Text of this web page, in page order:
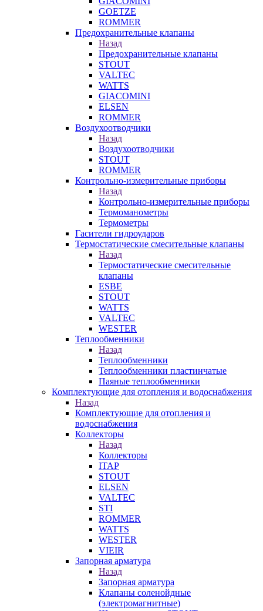
GOETZE
ROMMER
Предохранительные клапаны
Назад
Предохранительные клапаны
STOUT
VALTEC
WATTS
GIACOMINI
ELSEN
ROMMER
Воздухоотводчики
Назад
Воздухоотводчики
STOUT
ROMMER
Контрольно-измерительные приборы
Назад
Контрольно-измерительные приборы
Термоманометры
Термометры
Гасители гидроударов
Термостатические смесительные клапаны
Назад
Термостатические смесительные
клапаны
ESBE
STOUT
WATTS
VALTEC
WESTER
Теплообменники
Назад
Теплообменники
Теплообменники пластинчатые
Паяные теплообменники
Комплектующие для отопления и водоснабжения
Назад
Комплектующие для отопления и
водоснабжения
Коллекторы
Назад
Коллекторы
ITAP
STOUT
ELSEN
VALTEC
STI
ROMMER
WATTS
WESTER
VIEIR
Запорная арматура
Назад
Запорная арматура
Клапаны соленойдные
(электромагнитные)